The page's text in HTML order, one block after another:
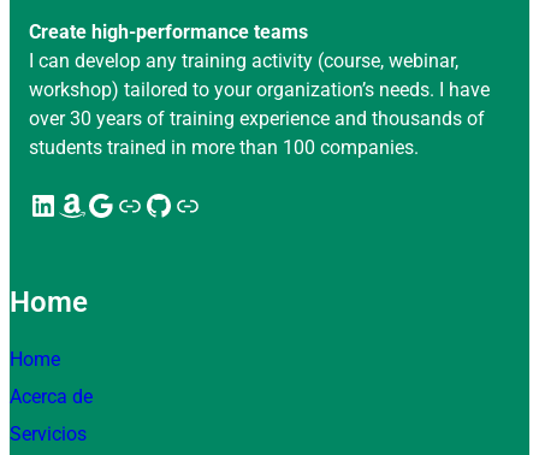
Create high-performance teams
I can develop any training activity (course, webinar,
workshop) tailored to your organization’s needs. I have
over 30 years of training experience and thousands of
students trained in more than 100 companies.
LinkedIn Amazon Google Enlace GitHub Enlace
Home
Home
Acerca de
Servicios